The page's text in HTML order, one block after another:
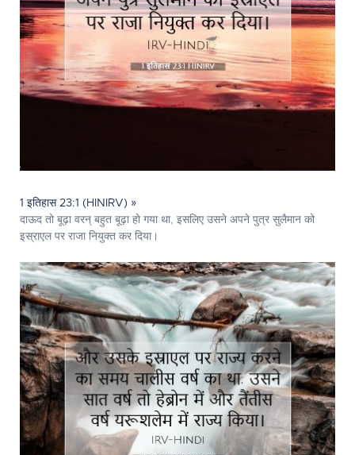
1 इतिहास 23:1 (HINIRV) »
दाऊद तो बूढ़ा वरन् बहुत बूढ़ा हो गया था, इसलिए उसने अपने पुत्र सुलैमान को
इस्राएल पर राजा नियुक्त कर दिया।